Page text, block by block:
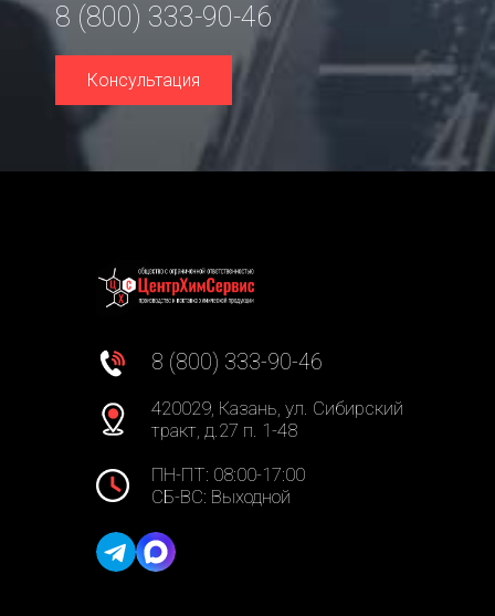
8 (800) 333-90-46
Консультация
8 (800) 333-90-46
420029, Казань, ул. Сибирский
тракт, д.27 п. 1-48
ПН-ПТ: 08:00-17:00
СБ-ВС: Выходной